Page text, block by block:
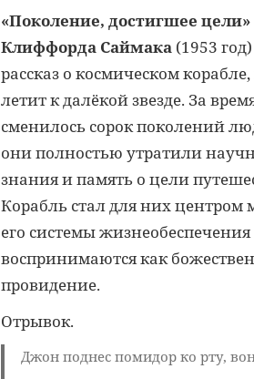
«Поколение, достигшее цели»
Клиффорда Саймака (1953
рассказ о космическом
летит к далёкой звезде. За
сменилось сорок поколений
они полностью утратили
знания и память о цели
Корабль стал для них центром
его системы жизнеобеспечения
воспринимаются как
провидение.
Отрывок.
Джон поднес помидор ко рту,